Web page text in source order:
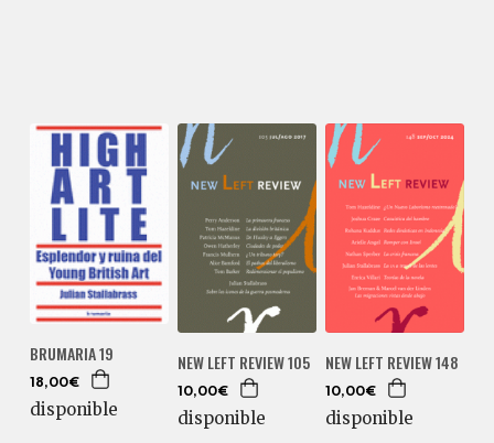
BRUMARIA 19
18,00€
disponible
NEW LEFT REVIEW 105
10,00€
disponible
NEW LEFT REVIEW 148
10,00€
disponible